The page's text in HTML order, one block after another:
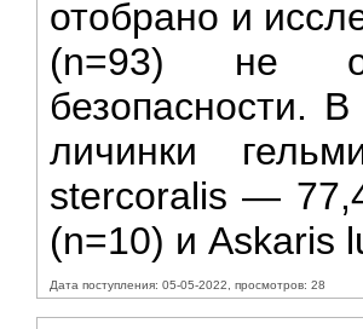
отобрано и
(n=93) не
безопасности.
личинки
stercoralis —
(n=10) и Askaris
Дата поступления: 05-05-2022, просмотров: 28